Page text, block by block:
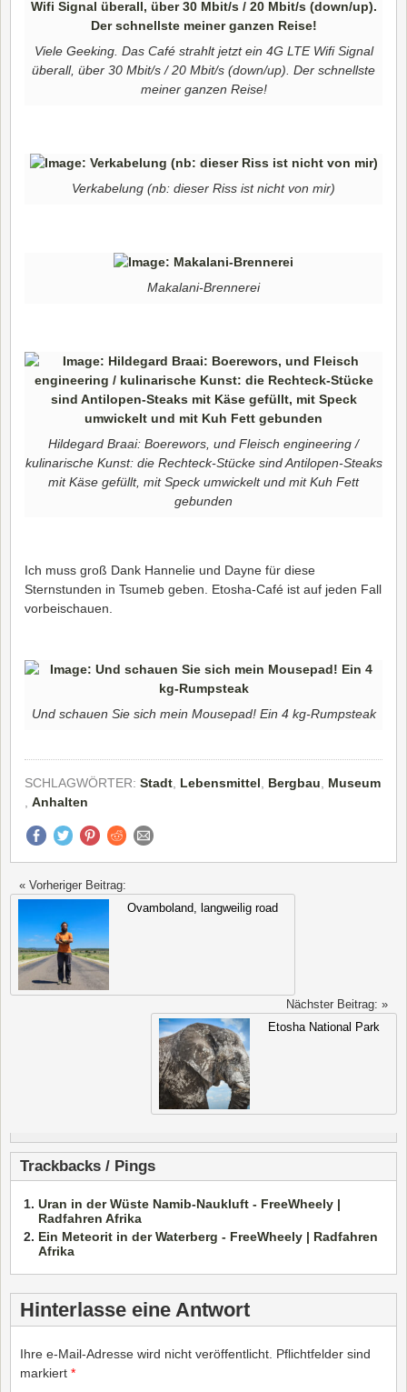
Viele Geeking. Das Café strahlt jetzt ein 4G LTE Wifi Signal
überall, über 30 Mbit/s / 20 Mbit/s (down/up). Der schnellste
meiner ganzen Reise!
Verkabelung (nb: dieser Riss ist nicht von mir)
Makalani-Brennerei
Hildegard Braai: Boerewors, und Fleisch engineering /
kulinarische Kunst: die Rechteck-Stücke sind Antilopen-Steaks
mit Käse gefüllt, mit Speck umwickelt und mit Kuh Fett
gebunden
Ich muss groß Dank Hannelie und Dayne für diese
Sternstunden in Tsumeb geben. Etosha-Café ist auf jeden Fall
vorbeischauen.
Und schauen Sie sich mein Mousepad! Ein 4 kg-Rumpsteak
SCHLAGWÖRTER: Stadt, Lebensmittel, Bergbau, Museum
, Anhalten
« Vorheriger Beitrag:
Ovamboland, langweilig road
Nächster Beitrag: »
Etosha National Park
Trackbacks / Pings
Uran in der Wüste Namib-Naukluft - FreeWheely |
Radfahren Afrika
Ein Meteorit in der Waterberg - FreeWheely | Radfahren
Afrika
Hinterlasse eine Antwort
Ihre e-Mail-Adresse wird nicht veröffentlicht. Pflichtfelder sind
markiert *